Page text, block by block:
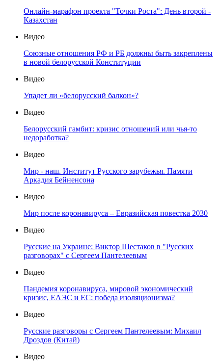
Онлайн-марафон проекта "Точки Роста": День второй -
Казахстан
Видео
Союзные отношения РФ и РБ должны быть закреплены
в новой белорусской Конституции
Видео
Упадет ли «белорусский балкон»?
Видео
Белорусский гамбит: кризис отношений или чья-то
недоработка?
Видео
Мир - наш. Институт Русского зарубежья. Памяти
Аркадия Бейненсона
Видео
Мир после коронавируса – Евразийская повестка 2030
Видео
Русские на Украине: Виктор Шестаков в "Русских
разговорах" с Сергеем Пантелеевым
Видео
Пандемия коронавируса, мировой экономический
кризис, ЕАЭС и ЕС: победа изоляционизма?
Видео
Русские разговоры с Сергеем Пантелеевым: Михаил
Дроздов (Китай)
Видео